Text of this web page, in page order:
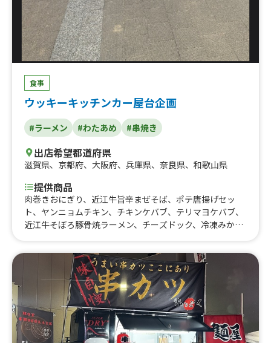
食事
ウッキーキッチンカー屋台企画
#ラーメン #わたあめ #串焼き
出店希望都道府県
滋賀県、 京都府、 大阪府、 兵庫県、 奈良県、 和歌山県
提供商品
肉巻きおにぎり、近江牛旨辛まぜそば、ポテ唐揚げセッ
ト、ヤンニョムチキン、チキンケバブ、テリマヨケバブ、
近江牛そぼろ豚骨焼ラーメン、チーズドック、冷凍みかん
串、ひかるわたがし、レインボーわたがし、わたがし